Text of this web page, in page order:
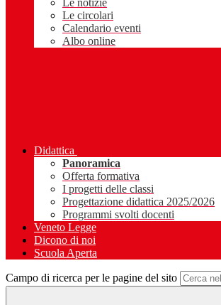
Le notizie
Le circolari
Calendario eventi
Albo online
Didattica
Panoramica
Offerta formativa
I progetti delle classi
Progettazione didattica 2025/2026
Programmi svolti docenti
Veneto Legge
Dicono di noi
Scuola Aperta
Campo di ricerca per le pagine del sito